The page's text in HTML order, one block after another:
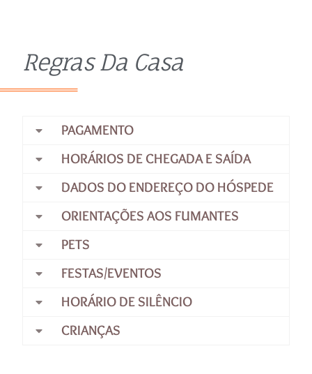
Regras Da Casa
PAGAMENTO
HORÁRIOS DE CHEGADA E SAÍDA
DADOS DO ENDEREÇO DO HÓSPEDE
ORIENTAÇÕES AOS FUMANTES
PETS
FESTAS/EVENTOS
HORÁRIO DE SILÊNCIO
CRIANÇAS